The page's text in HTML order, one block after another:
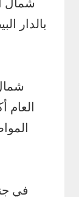
بالدار
في